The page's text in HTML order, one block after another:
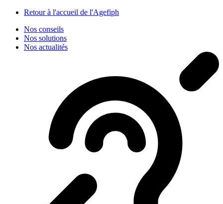
Retour à l'accueil de l'Agefiph
Nos conseils
Nos solutions
Nos actualités